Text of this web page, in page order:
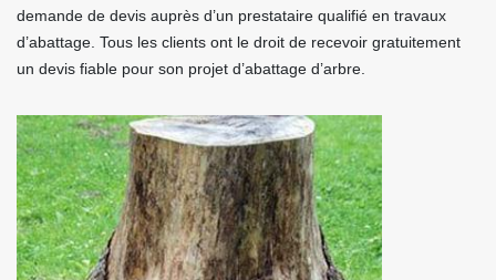
demande de devis auprès d’un prestataire qualifié en travaux
d’abattage. Tous les clients ont le droit de recevoir gratuitement
un devis fiable pour son projet d’abattage d’arbre.